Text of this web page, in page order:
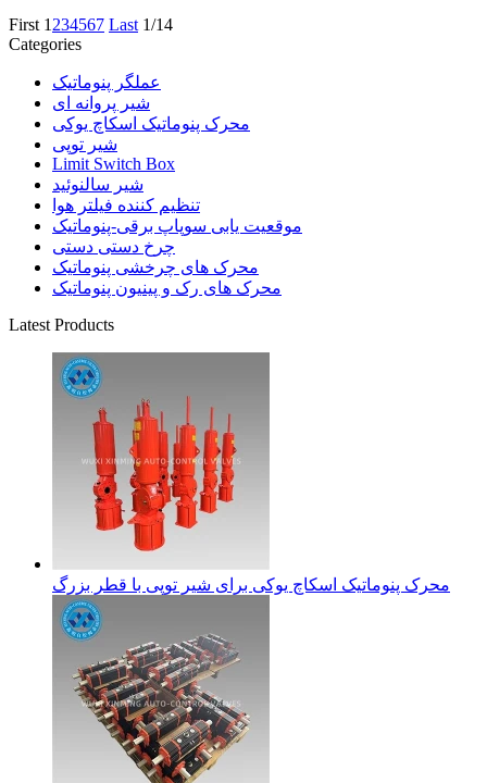
First 1 234567 Last 1/14
Categories
عملگر پنوماتیک
شیر پروانه ای
محرک پنوماتیک اسکاچ یوکی
شیر توپی
Limit Switch Box
شیر سالنوئید
تنظیم کننده فیلتر هوا
موقعیت یابی سوپاپ برقی-پنوماتیک
چرخ دستی دستی
محرک های چرخشی پنوماتیک
محرک های رک و پینیون پنوماتیک
Latest Products
محرک پنوماتیک اسکاچ یوکی برای شیر توپی با قطر بزرگ